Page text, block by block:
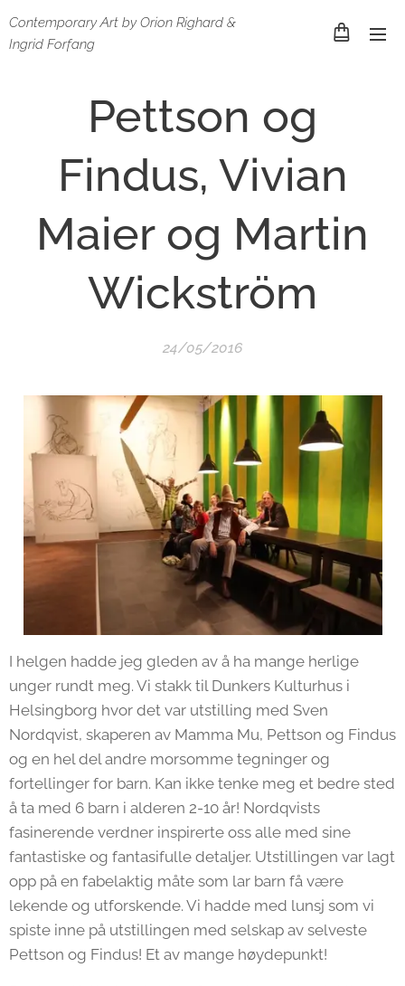
Contemporary Art by Orion Righard &
Ingrid Forfang
Pettson og
Findus, Vivian
Maier og Martin
Wickström
24/05/2016
I helgen hadde jeg gleden av å ha mange herlige
unger rundt meg. Vi stakk til Dunkers Kulturhus i
Helsingborg hvor det var utstilling med Sven
Nordqvist, skaperen av Mamma Mu, Pettson og Findus
og en hel del andre morsomme tegninger og
fortellinger for barn. Kan ikke tenke meg et bedre sted
å ta med 6 barn i alderen 2-10 år! Nordqvists
fasinerende verdner inspirerte oss alle med sine
fantastiske og fantasifulle detaljer. Utstillingen var lagt
opp på en fabelaktig måte som lar barn få være
lekende og utforskende. Vi hadde med lunsj som vi
spiste inne på utstillingen med selskap av selveste
Pettson og Findus! Et av mange høydepunkt!